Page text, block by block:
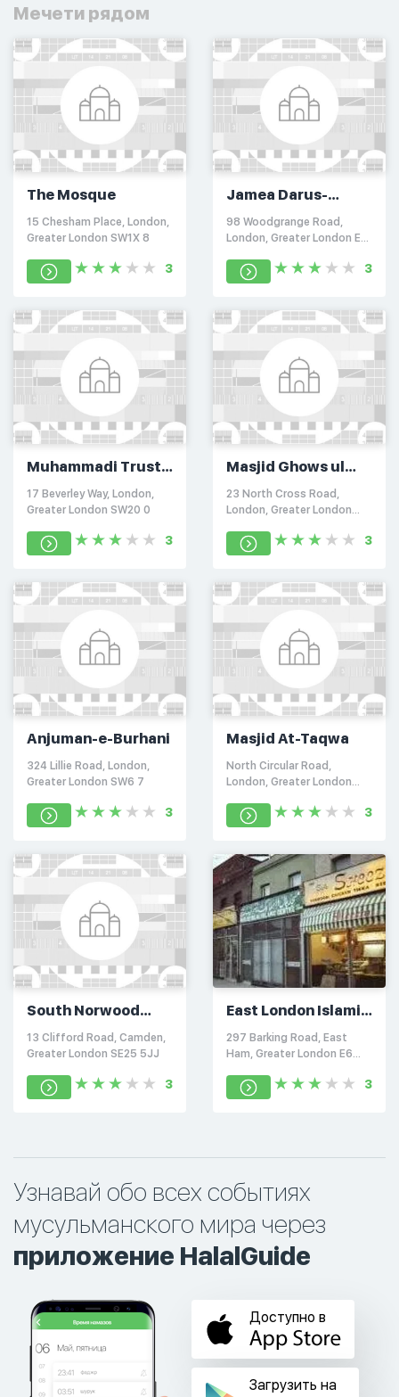
Мечети рядом
The Mosque
15 Chesham Place, London,
Greater London SW1X 8
3
Jamea Darus-
Sunnah
98 Woodgrange Road,
London, Greater London E7
3
Muhammadi Trust
of Great Britain
17 Beverley Way, London,
Greater London SW20 0
3
Masjid Ghows ul
Azam
23 North Cross Road,
London, Greater London
3
Anjuman-e-Burhani
324 Lillie Road, London,
Greater London SW6 7
3
Masjid At-Taqwa
North Circular Road,
London, Greater London
3
South Norwood
Islamic Community
Centre
13 Clifford Road, Camden,
Greater London SE25 5JJ
3
East London Islamic
Centre
297 Barking Road, East
Ham, Greater London E6
3
Узнавай обо всех событиях
мусульманского мира через
приложение HalalGuide
Доступно в
Загрузить на